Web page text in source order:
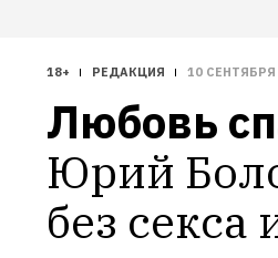
18+ РЕДАКЦИЯ 10 СЕНТЯБРЯ
Любовь
Юрий
без